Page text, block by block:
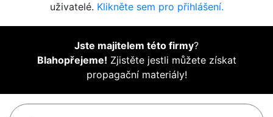
uživatelé. Klikněte sem pro přihlášení.
Jste majitelem této firmy?
Blahopřejeme! Zjistěte jestli můžete získat
propagační materiály!